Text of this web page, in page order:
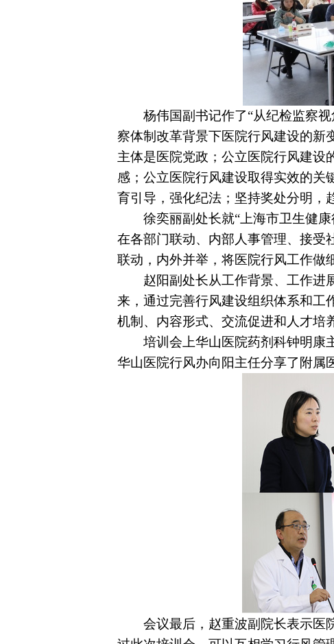
杨伟国副书记作了“从纪检监察
察体制改革背景下医院行风建设的新
主体是医院党政；公立医院行风建设
感；公立医院行风建设取得实效的关
育引导，强化纪法；坚持奖处分明，
徐奕丽副处长就“上海市卫生健
在各部门联动、内部人事管理、接受
联动，内外并举，将医院行风工作做
赵阳副处长从工作背景、工作进
来，通过完善行风建设组织体系和工
机制、内容形式、交流促进和人才培
培训会上华山医院药剂科钟明康
华山医院行风办向阳主任分享了附属
会议最后，赵重波副院长表示医